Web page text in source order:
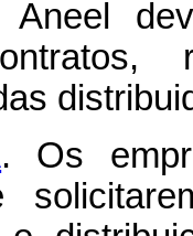
. Os